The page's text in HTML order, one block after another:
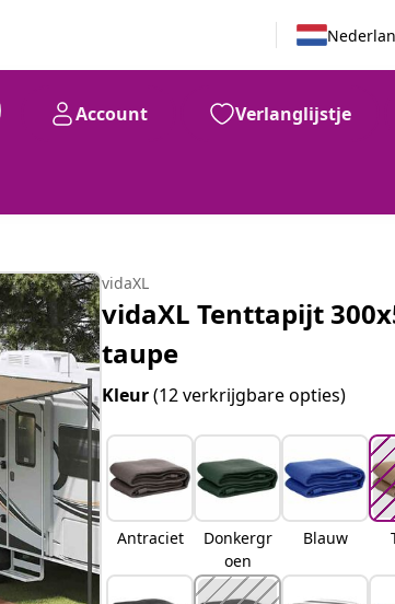
Account Verlanglijstje
47
vidaXL
vidaXL Tenttapijt
taupe
Kleur(12 verkrijgbare opties)
Antraciet
Donkergr
oen
Blauw